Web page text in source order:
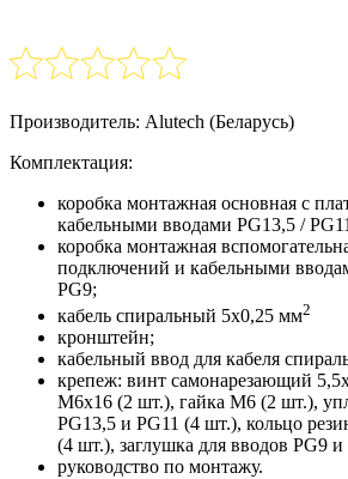
Производитель: Alutech (Беларусь)
Комплектация:
коробка монтажная основная с
кабельными вводами PG13,5 /
коробка монтажная
подключений и кабельными
PG9;
кабель спиральный 5х0,25 мм2
кронштейн;
кабельный ввод для кабеля
крепеж: винт самонарезающий
М6х16 (2 шт.), гайка М6 (2 шт.),
PG13,5 и PG11 (4 шт.), кольцо
(4 шт.), заглушка для вводов PG9
руководство по монтажу.